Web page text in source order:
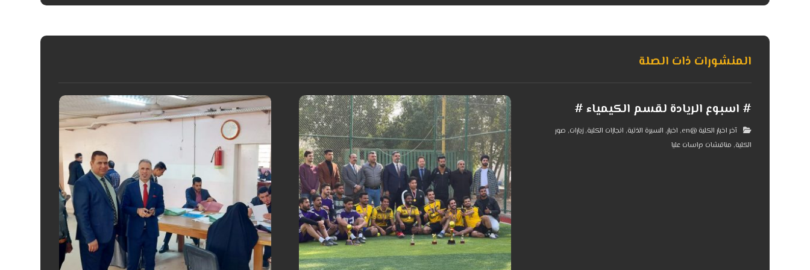
المنشورات ذات الصلة
# اسبوع الريادة لقسم الكيمياء #
آخر اخبار الكلية @en , اخبار, السيرة الذتية, انجازات الكلية,زيارات, صور
الكلية, مناقشات دراسات عليا